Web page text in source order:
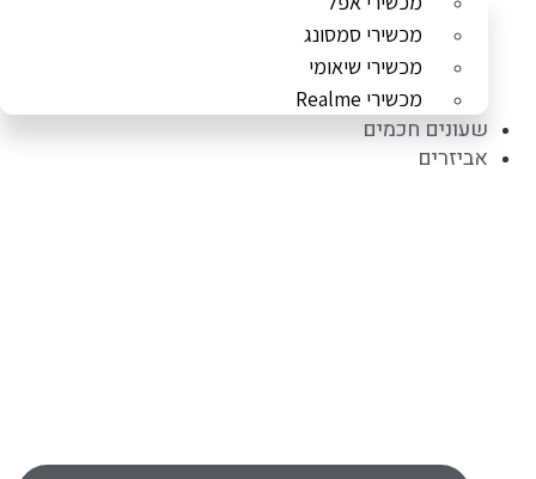
מכשירי סמסונג
מכשירי שיאומי
מכשירי Realme
שעונים חכמים
אביזרים